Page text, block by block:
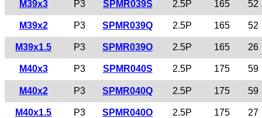
M39x3 P3 SPMR039S 2.5P 165 52
M39x2 P3 SPMR039Q 2.5P 165 52
M39x1.5 P3 SPMR039O 2.5P 165 26
M40x3 P3 SPMR040S 2.5P 175 59
M40x2 P3 SPMR040Q 2.5P 175 59
M40x1.5 P3 SPMR040O 2.5P 175 27